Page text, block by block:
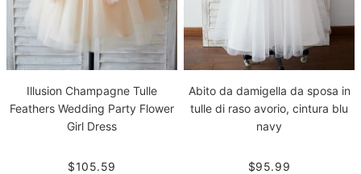
Illusion Champagne Tulle
Feathers Wedding Party Flower
Girl Dress
$105.59
Abito da damigella da sposa in
tulle di raso avorio, cintura blu
navy
$95.99